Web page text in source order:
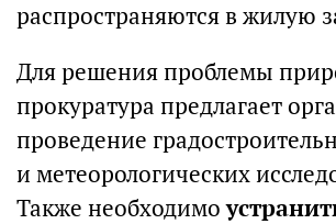
распространяются в жилую
Для решения проблемы
прокуратура предлагает
проведение
и метеорологических
Также необходимо